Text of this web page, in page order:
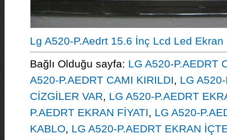
Lg A520-P.Aedrt 15.6 İnç Lcd Led Ekran
Bağlı Olduğu sayfa: LG A520-P.AEDRT
A520-P.AEDRT CAMI KIRILDI, LG
CİZGİLER VAR, LG A520-P.AEDRT
P.AEDRT EKRAN FİYATI, LG A520-
KABLO, LG A520-P.AEDRT EKRAN